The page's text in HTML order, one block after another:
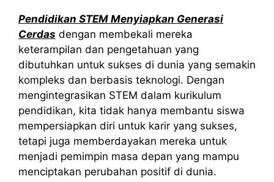
Pendidikan STEM Menyiapkan Generasi
Cerdas dengan membekali mereka
keterampilan dan pengetahuan yang
dibutuhkan untuk sukses di dunia yang semakin
kompleks dan berbasis teknologi. Dengan
mengintegrasikan STEM dalam kurikulum
pendidikan, kita tidak hanya membantu siswa
mempersiapkan diri untuk karir yang sukses,
tetapi juga memberdayakan mereka untuk
menjadi pemimpin masa depan yang mampu
menciptakan perubahan positif di dunia.